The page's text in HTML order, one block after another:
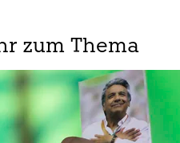
zum Thema